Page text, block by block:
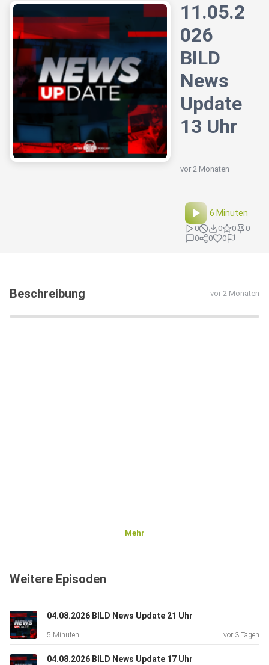
11.05.2
026
BILD
News
Update
13 Uhr
vor 2 Monaten
6 Minuten
0 0 0
0
0
0 0
Beschreibung vor 2 Monaten
Mehr
Weitere Episoden
04.08.2026 BILD News Update 21 Uhr
5 Minuten vor 3 Tagen
04.08.2026 BILD News Update 17 Uhr